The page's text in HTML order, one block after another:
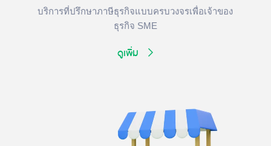
บริการที่ปรึกษาภาษีธุรกิจแบบครบวงจรเพื่อเจ้าของ
ธุรกิจ SME
ดูเพิ่ม